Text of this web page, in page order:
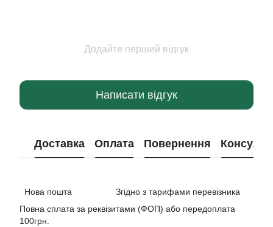
Додайте перший відгук
Написати відгук
Доставка Оплата Повернення
Нова пошта Згідно з тарифами перевізника
Повна сплата за реквізитами (ФОП) або передоплата
100грн.